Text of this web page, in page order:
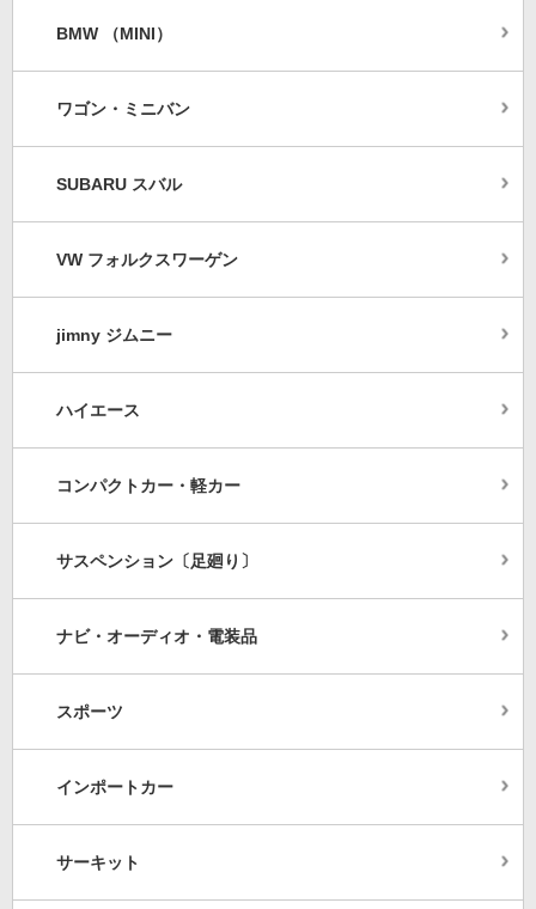
BMW （MINI）
ワゴン・ミニバン
SUBARU スバル
VW フォルクスワーゲン
jimny ジムニー
ハイエース
コンパクトカー・軽カー
サスペンション〔足廻り〕
ナビ・オーディオ・電装品
スポーツ
インポートカー
サーキット